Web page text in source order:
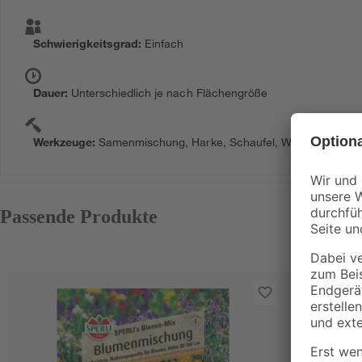
Schwierigkeitsgrad: Einfach
Dauer: Unterschiedlich je nach Flächengröße
Werkzeuge:Samenmischung, Harke, Schaufel, Walze,
Passende Produkte